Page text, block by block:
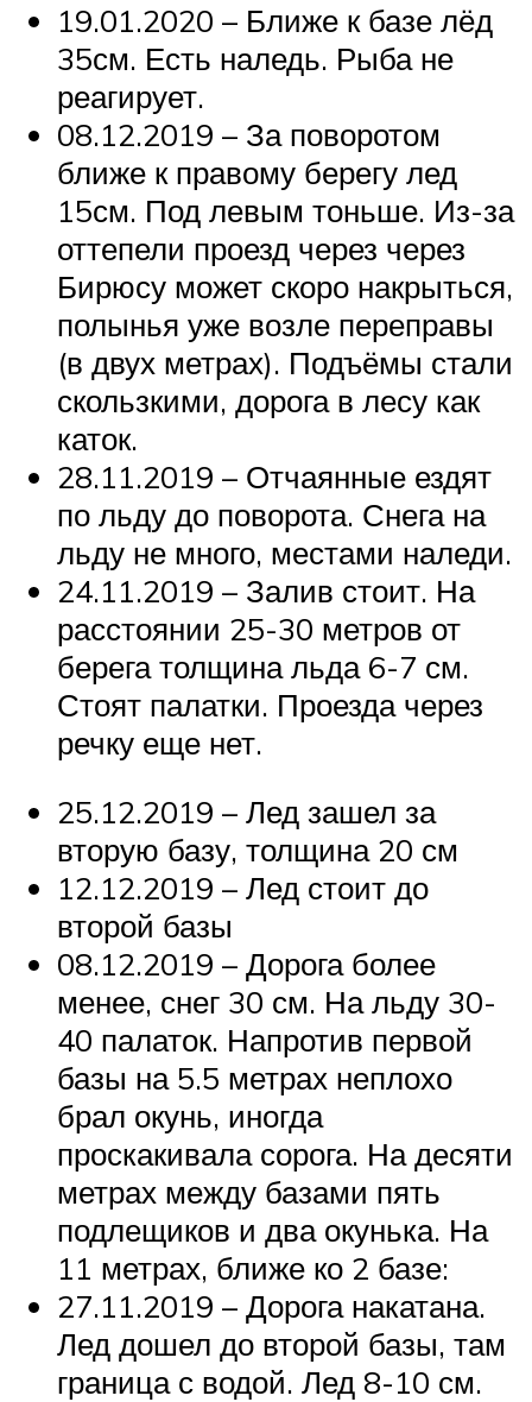
19.01.2020 – Ближе к базе лёд
35см. Есть наледь. Рыба не
реагирует.
08.12.2019 – За поворотом
ближе к правому берегу лед
15см. Под левым тоньше. Из-за
оттепели проезд через через
Бирюсу может скоро накрыться,
полынья уже возле переправы
(в двух метрах). Подъёмы стали
скользкими, дорога в лесу как
каток.
28.11.2019 – Отчаянные ездят
по льду до поворота. Снега на
льду не много, местами наледи.
24.11.2019 – Залив стоит. На
расстоянии 25-30 метров от
берега толщина льда 6-7 см.
Стоят палатки. Проезда через
речку еще нет.
25.12.2019 – Лед зашел за
вторую базу, толщина 20 см
12.12.2019 – Лед стоит до
второй базы
08.12.2019 – Дорога более
менее, снег 30 см. На льду 30-
40 палаток. Напротив первой
базы на 5.5 метрах неплохо
брал окунь, иногда
проскакивала сорога. На десяти
метрах между базами пять
подлещиков и два окунька. На
11 метрах, ближе ко 2 базе:
27.11.2019 – Дорога накатана.
Лед дошел до второй базы, там
граница с водой. Лед 8-10 см.